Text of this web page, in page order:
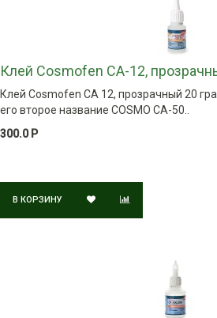
Клей Cosmofen CA-12,
Клей Cosmofen CA 12, прозрачный 20
его второе название COSMO CA-50..
300.0 Р
В КОРЗИНУ